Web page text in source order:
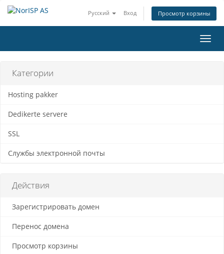
Русский Вход Просмотр корзины
Категории
Hosting pakker
Dedikerte servere
SSL
Службы электронной почты
Действия
Зарегистрировать домен
Перенос домена
Просмотр корзины